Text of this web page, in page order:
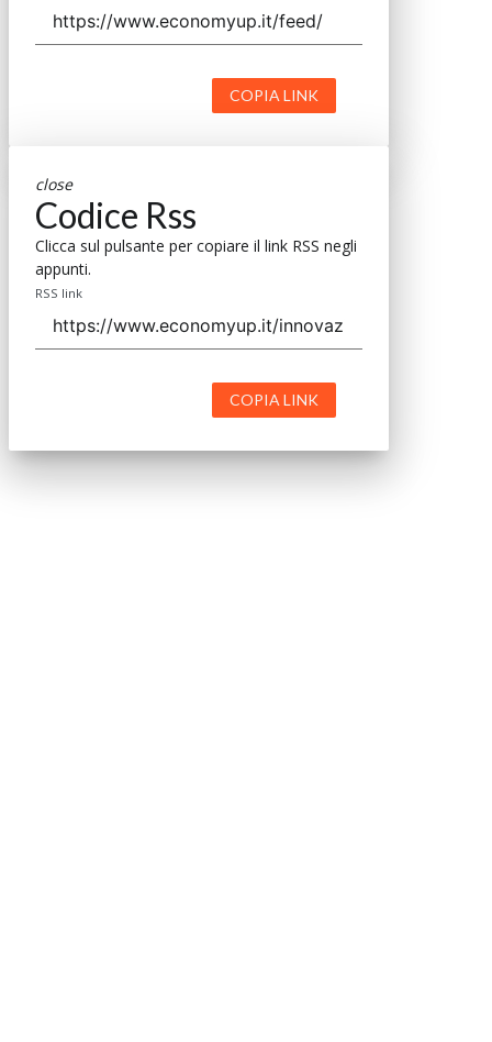
COPIA LINK
close
Codice Rss
Clicca sul pulsante per copiare il link RSS negli
appunti.
RSS link
COPIA LINK